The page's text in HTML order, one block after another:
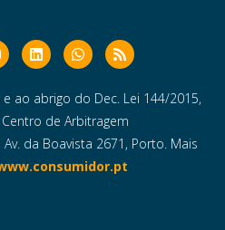
ao abrigo do Dec. Lei 144/2015,
de Arbitragem
da Boavista 2671, Porto. Mais